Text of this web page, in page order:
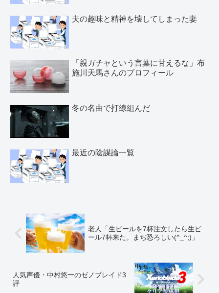
夫の趣味と精神を壊してしまった妻
「親ガチャという言葉に甘えるな」布
施川天馬さんのプロフィール
冬の名曲で打線組んだ
最近の陰謀論一覧
老人「生ビールを7杯注文したら生ビ
ール7杯来た。まぢ恐ろしい(^_^;)」
人気声優・中村悠一のゼノブレイド3
評